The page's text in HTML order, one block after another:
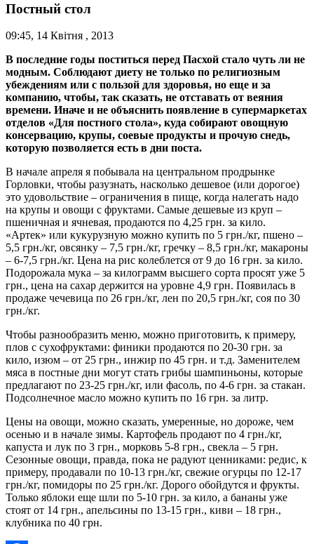
Постный стол
09:45, 14 Квітня , 2013
В последние годы поститься перед Пасхой стало чуть ли не
модным. Соблюдают диету не только по религиозным
убеждениям или с пользой для здоровья, но еще и за
компанию, чтобы, так сказать, не отставать от веяния
времени. Иначе и не объяснить появление в супермаркетах
отделов «Для постного стола», куда собирают овощную
консервацию, крупы, соевые продукты и прочую снедь,
которую позволяется есть в дни поста.
В начале апреля я побывала на центральном продрынке
Горловки, чтобы разузнать, насколько дешевое (или дорогое)
это удовольствие – ограничения в пище, когда налегать надо
на крупы и овощи с фруктами. Самые дешевые из круп –
пшеничная и ячневая, продаются по 4,25 грн. за кило.
«Артек» или кукурузную можно купить по 5 грн./кг, пшено –
5,5 грн./кг, овсянку – 7,5 грн./кг, гречку – 8,5 грн./кг, макароны
– 6-7,5 грн./кг. Цена на рис колеблется от 9 до 16 грн. за кило.
Подорожала мука – за килограмм высшего сорта просят уже 5
грн., цена на сахар держится на уровне 4,9 грн. Появилась в
продаже чечевица по 26 грн./кг, лен по 20,5 грн./кг, соя по 30
грн./кг.
Чтобы разнообразить меню, можно приготовить, к примеру,
плов с сухофруктами: финики продаются по 20-30 грн. за
кило, изюм – от 25 грн., инжир по 45 грн. и т.д. Заменителем
мяса в постные дни могут стать грибы шампиньоны, которые
предлагают по 23-25 грн./кг, или фасоль, по 4-6 грн. за стакан.
Подсолнечное масло можно купить по 16 грн. за литр.
Цены на овощи, можно сказать, умеренные, но дороже, чем
осенью и в начале зимы. Картофель продают по 4 грн./кг,
капуста и лук по 3 грн., морковь 5-8 грн., свекла – 5 грн.
Сезонные овощи, правда, пока не радуют ценниками: редис, к
примеру, продавали по 10-13 грн./кг, свежие огурцы по 12-17
грн./кг, помидоры по 25 грн./кг. Дорого обойдутся и фрукты.
Только яблоки еще шли по 5-10 грн. за кило, а бананы уже
стоят от 14 грн., апельсины по 13-15 грн., киви – 18 грн.,
клубника по 40 грн.